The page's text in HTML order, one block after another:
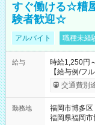
すぐ働ける☆糟
験者歓迎☆
アルバイト 職種未経
給与
時給1,250円
【給与例/フ
値）
支給、 フルタイムの募集になりますが、働く日数や時間につい
ど）は、ご希
す。応募時に、
交通費別
勤務地
福岡市博多区
福岡県福岡